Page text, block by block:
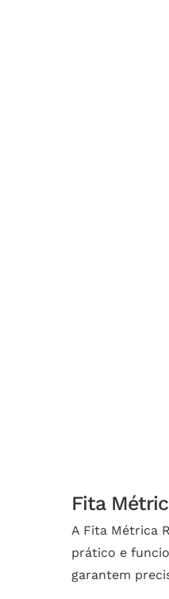
Fita
A Fita Métrica
prático e
garantem